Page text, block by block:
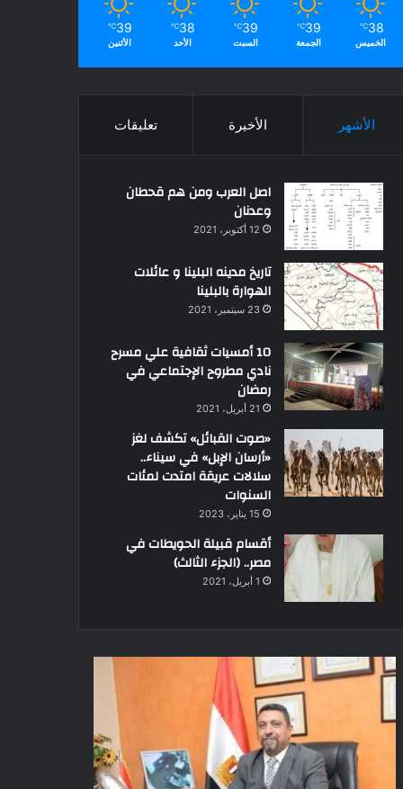
38
℃
الخميس
39
℃
الجمعة
39
℃
السبت
38
℃
الأحد
39
℃
الأثنين
الأشهر الأخيرة تعليقات
اصل العرب ومن هم قحطان
وعدنان
12 أكتوبر، 2021
تاريخ مدينه البلينا و عائلات
الهوارة بالبلينا
23 سبتمبر، 2021
10 أمسيات ثقافية علي مسرح
نادي مطروح الإجتماعي في
رمضان
21 أبريل، 2021
«صوت القبائل» تكشف لغز
«أرسان الإبل» في سيناء..
سلالات عريقة امتدت لمئات
السنوات
15 يناير، 2023
أقسام قبيلة الحويطات في
مصر.. (الجزء الثالث)
1 أبريل، 2021